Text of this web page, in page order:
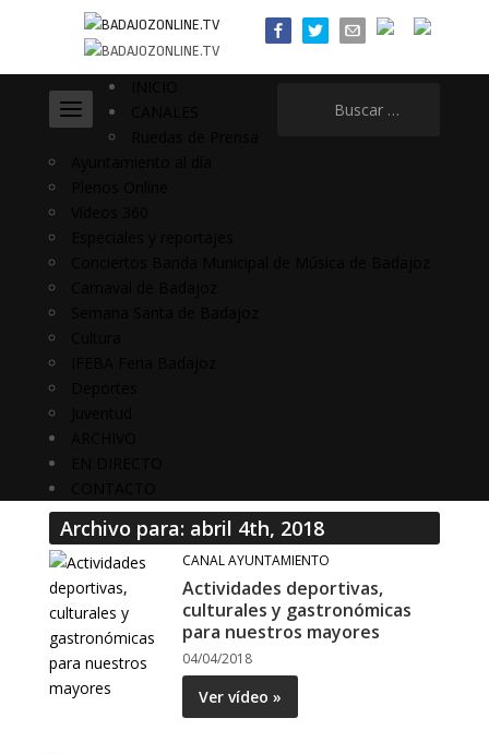
Archivo para: abril 4th, 2018
CANAL AYUNTAMIENTO
Actividades deportivas,
culturales y gastronómicas
para nuestros mayores
04/04/2018
Ver vídeo »